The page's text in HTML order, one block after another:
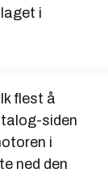
i
flest å
siden
i
ned den